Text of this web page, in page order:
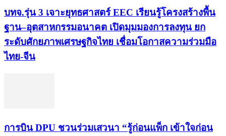
บทจ.รุ่น 3 เจาะยุทธศาสตร์ EEC เรียนรู้โครงสร้างพื้น
ฐาน–อุตสาหกรรมอนาคต เปิดมุมมองการลงทุน ยก
ระดับศักยภาพเศรษฐกิจไทย เชื่อมโอกาสความร่วมมือ
ไทย-จีน
การบิน DPU ชวนร่วมเสวนา “รู้ก่อนแพ็ก เข้าใจก่อน